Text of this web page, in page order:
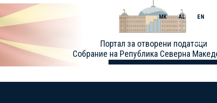
Портал за отворени податоци
Собрание на Република Северна
MK AL EN
Toggle